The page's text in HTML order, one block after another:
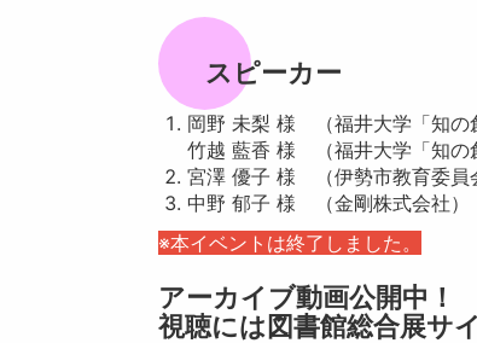
スピーカー
岡野 未梨 様 （福井大学「知の
竹越 藍香 様 （福井大学「知の
宮澤 優子 様 （伊勢市教育委員
中野 郁子 様 （金剛株式会社）
※本イベントは終了しました。
アーカイブ動画公開中！
視聴には図書館総合展サ